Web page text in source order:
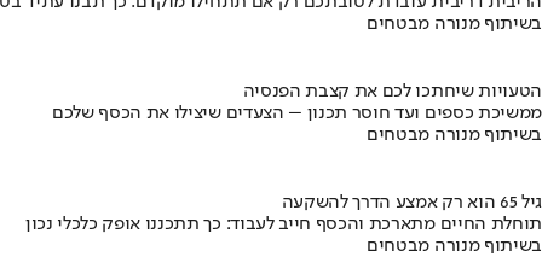
בשיתוף מנורה מבטחים
הטעויות שיחתכו לכם את קצבת הפנסיה
ממשיכת כספים ועד חוסר תכנון – הצעדים שיצילו את הכסף שלכם
בשיתוף מנורה מבטחים
גיל 65 הוא רק אמצע הדרך להשקעה
תוחלת החיים מתארכת והכסף חייב לעבוד: כך תתכננו אופק כלכלי נכון
בשיתוף מנורה מבטחים